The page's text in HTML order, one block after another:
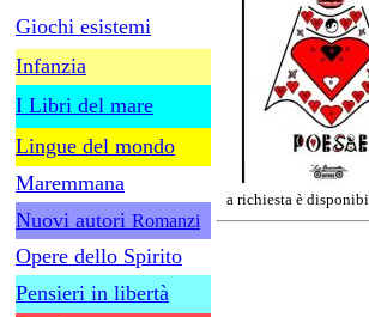
Giochi esistemi
Infanzia
I Libri del mare
Lingue del mondo
Maremmana
Nuovi autori Romanzi
Opere dello Spirito
Pensieri in libertà
a richiesta è